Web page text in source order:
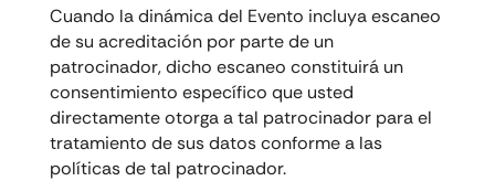
Cuando la dinámica del Evento incluya escaneo
de su acreditación por parte de un
patrocinador, dicho escaneo constituirá un
consentimiento específico que usted
directamente otorga a tal patrocinador para el
tratamiento de sus datos conforme a las
políticas de tal patrocinador.